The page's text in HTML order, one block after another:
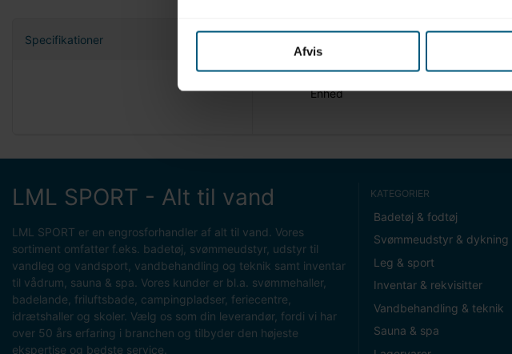
Afvis
Specifikationer
Nettovægt (gram)
Enhed
LML SPORT - Alt til vand
LML SPORT er en engrosforhandler af alt til vand. Vores
sortiment omfatter f.eks. badetøj, svømmeudstyr, udstyr til
vandleg og vandsport, vandbehandling og teknik samt inventar
til vådrum, sauna & spa. Vores kunder er bl.a. svømmehaller,
badelande, friluftsbade, campingpladser, feriecentre,
idrætshaller og skoler. Vælg os som din leverandør, fordi vi har
over 50 års erfaring i branchen og tilbyder den højeste
ekspertise og bedste service.
KATEGORIER
Badetøj & fodtøj
Svømmeudstyr & dykning
Leg & sport
Inventar & rekvisitter
Vandbehandling & teknik
Sauna & spa